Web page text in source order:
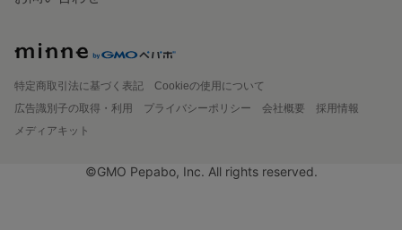
特定商取引法に基づく表記
Cookieの使用について
広告識別子の取得・利用
プライバシーポリシー 会社概要
採用情報
メディアキット
©GMO Pepabo, Inc. All rights reserved.